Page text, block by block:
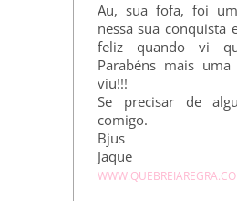
Au, sua fofa, foi
nessa sua
feliz quando vi
Parabéns mais
viu!!!
Se precisar de
comigo.
Bjus
Jaque